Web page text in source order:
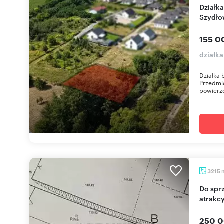
Działka budowlana z drzewami owocowymi w
155
3215
Do sprzedania działka pod zabudowę 2 domami w
250